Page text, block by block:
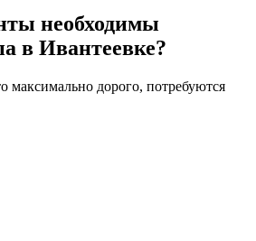
необходимы
в Ивантеевке?
максимально дорого, потребуются